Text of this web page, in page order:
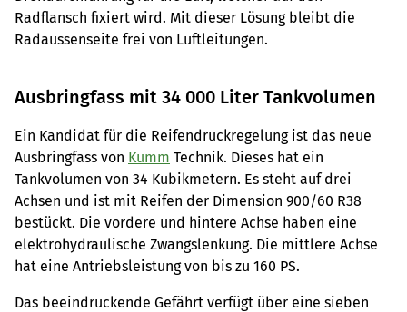
Radflansch fixiert wird. Mit dieser Lösung bleibt die
Radaussenseite frei von Luftleitungen.
Ausbringfass mit 34 000 Liter Tankvolumen
Ein Kandidat für die Reifendruckregelung ist das neue
Ausbringfass von Kumm Technik. Dieses hat ein
Tankvolumen von 34 Kubikmetern. Es steht auf drei
Achsen und ist mit Reifen der Dimension 900/60 R38
bestückt. Die vordere und hintere Achse haben eine
elektrohydraulische Zwangslenkung. Die mittlere Achse
hat eine Antriebsleistung von bis zu 160 PS.
Das beeindruckende Gefährt verfügt über eine sieben